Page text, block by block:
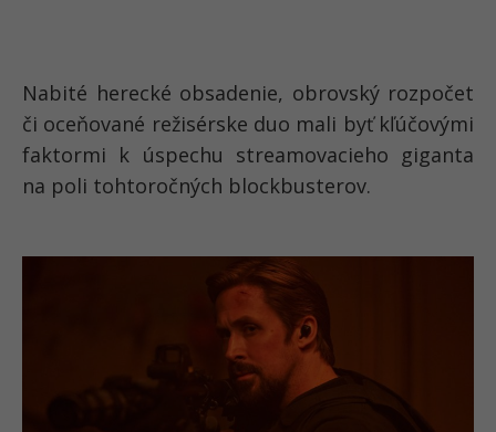
Nabité herecké obsadenie, obrovský rozpočet
či oceňované režisérske duo mali byť kľúčovými
faktormi k úspechu streamovacieho giganta
na poli tohtoročných blockbusterov.